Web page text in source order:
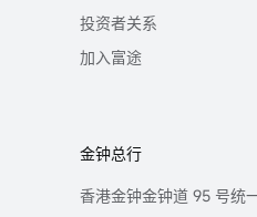
投资者关系
加入富途
金钟总行
香港金钟金钟道 95 号统